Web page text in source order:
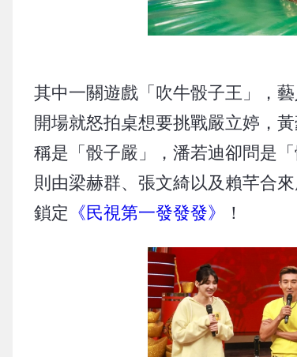
其中一關遊戲「吹牛骰子王」，
開場就怒拍桌想要挑戰嚴立婷，
稱是「骰子嚴」，潘若迪卻問是
則由梁赫群、張文綺以及賴芊合
鎖定 《民視第一發發發》 ！